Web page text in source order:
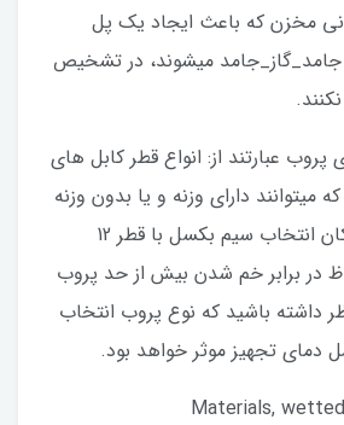
مخزن که باعث ایجاد یک پل
جامد_گاز_جامد میشوند، در تشخیص
پروب عبارتند از: انواع قطر کابل های
که میتوانند دارای وزنه و یا بدون وزنه
باشند. همچنین امکان انتخاب سیم بکسل با قطر 12
در برابر خم شدن بیش از حد پروب
داشته باشید که نوع پروب انتخاب
دمای تجهیز موثر خواهد بود.